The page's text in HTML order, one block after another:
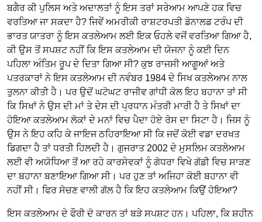
ਬਗੈਰ ਕੀ ਪੁਲਿਸ ਅਤੇ ਅਦਾਲਤਾਂ ਨੂੰ ਇਸ ਤਰਾਂ ਸਰੇਆਮ ਆਪਣੇ ਹਕ ਵਿਚ
ਵਰਤਿਆ ਜਾ ਸਕਦਾ ਹੈ? ਜਿਵੇਂ ਅਮਰੀਕੀ ਰਾਸ਼ਟਰਪਤੀ ਡੋਨਾਲਡ ਟਰੰਪ ਦੀ
ਭਾਰਤ ਯਾਤਰਾ ਨੂੰ ਇਸ ਕਤਲੇਆਮ ਲਈ ਇਕ ਓਹਲੇ ਵਜੋਂ ਵਰਤਿਆ ਗਿਆ ਹੈ,
ਕੀ ਉਸ ਤੋਂ ਸਪਸ਼ਟ ਨਹੀਂ ਕਿ ਇਸ ਕਤਲੇਆਮ ਦੀ ਯੋਜਨਾ ਨੂੰ ਕਈ ਦਿਨ
ਪਹਿਲਾ ਅੰਤਿਮ ਰੂਪ ਦੇ ਦਿਤਾ ਗਿਆ ਸੀ? ਕੁਝ ਰਾਜਸੀ ਆਗੂਆਂ ਅਤੇ
ਪਤਰਕਾਰਾਂ ਨੇ ਇਸ ਕਤਲੇਆਮ ਦੀ ਨਵੰਬਰ 1984 ਦੇ ਸਿਖ ਕਤਲੇਆਮ ਨਾਲ
ਤੁਲਨਾ ਕੀਤੀ ਹੈ। ਪਰ ਉਦੋਂ ਘਟੋਘਟ ਰਾਜੀਵ ਗਾਂਧੀ ਕੋਲ ਇਹ ਬਹਾਨਾ ਤਾਂ ਸੀ
ਕਿ ਸਿਖਾਂ ਨੇ ਉਸ ਦੀ ਮਾਂ ਤੇ ਦੇਸ ਦੀ ਪ੍ਰਧਾਨ ਮੰਤਰੀ ਮਾਰੀ ਹੈ ਤੇ ਸਿਖਾਂ ਦਾ
ਹੋਇਆ ਕਤਲੇਆਮ ਲੋਕਾਂ ਦੇ ਮਨਾਂ ਵਿਚ ਪੈਦਾ ਹੋਏ ਰੋਸ ਦਾ ਸਿਟਾ ਹੈ। ਜਿਸ ਨੂੰ
ਉਸ ਨੇ ਇਹ ਕਹਿ ਕੇ ਜਾਇਜ ਠਹਿਰਾਇਆ ਸੀ ਕਿ ਜਦੋਂ ਕੋਈ ਵਡਾ ਦਰਖਤ
ਡਿਗਦਾ ਹੈ ਤਾਂ ਧਰਤੀ ਹਿਲਦੀ ਹੈ। ਗੁਜਰਾਤ 2002 ਦੇ ਮੁਸਲਿਮ ਕਤਲੇਆਮ
ਲਈ ਵੀ ਅਯੋਧਿਆ ਤੋਂ ਆ ਰਹੇ ਕਾਰਸੇਵਕਾਂ ਨੂੰ ਗੋਧਰਾ ਵਿਖੇ ਗੱਡੀ ਵਿਚ ਸਾੜਣ
ਦਾ ਬਹਾਨਾ ਬਣਾਇਆ ਗਿਆ ਸੀ। ਪਰ ਹੁਣ ਤਾਂ ਅਜਿਹਾ ਕੋਈ ਬਹਾਨਾ ਵੀ
ਨਹੀਂ ਸੀ। ਫਿਰ ਸੋਚਣ ਵਾਲੀ ਗੱਲ ਹੈ ਕਿ ਇਹ ਕਤਲੇਆਮ ਕਿਉਂ ਹੋਇਆ?
ਇਸ ਕਤਲੇਆਮ ਦੇ ਫੌਰੀ ਦੋ ਕਾਰਨ ਤਾਂ ਬੜੇ ਸਪਸ਼ਟ ਹਨ। ਪਹਿਲਾ, ਕਿ ਸ਼ਹੀਨ